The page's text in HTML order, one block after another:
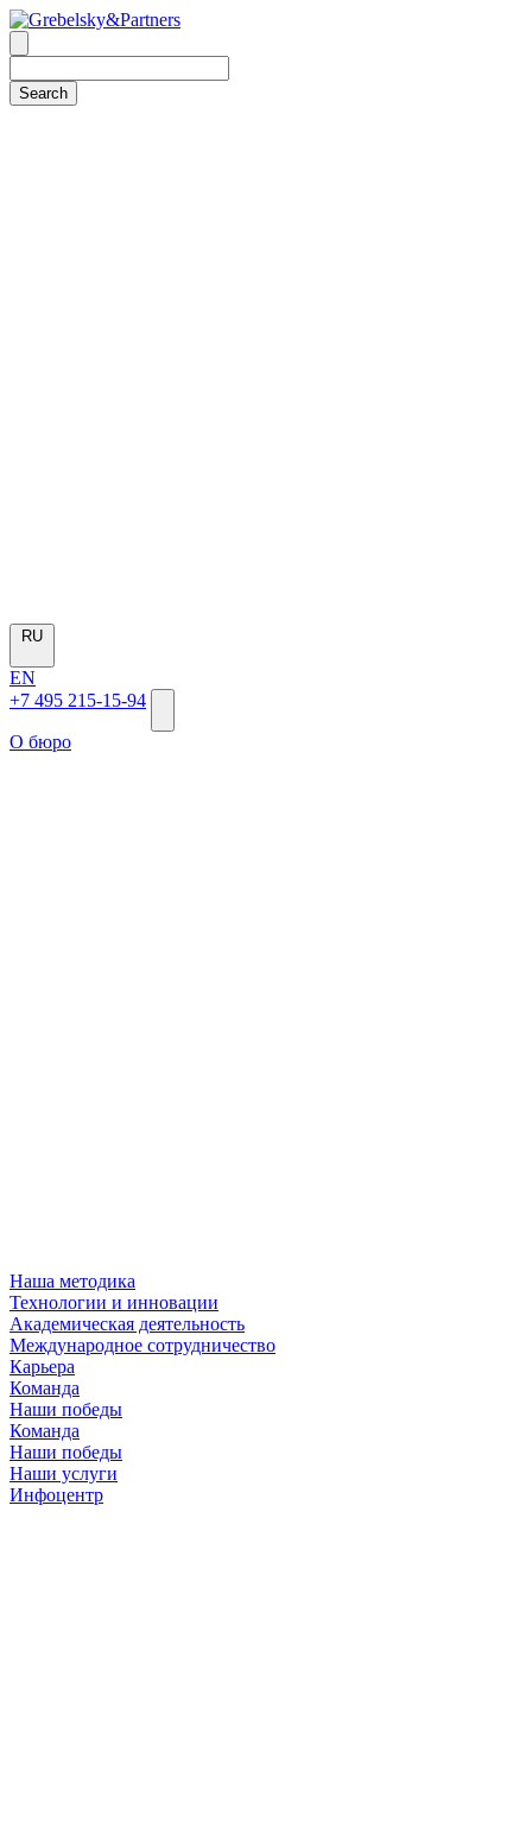
RU
EN
+7 495 215-15-94
О бюро
Наша методика
Технологии и инновации
Академическая деятельность
Международное сотрудничество
Карьера
Команда
Наши победы
Команда
Наши победы
Наши услуги
Инфоцентр